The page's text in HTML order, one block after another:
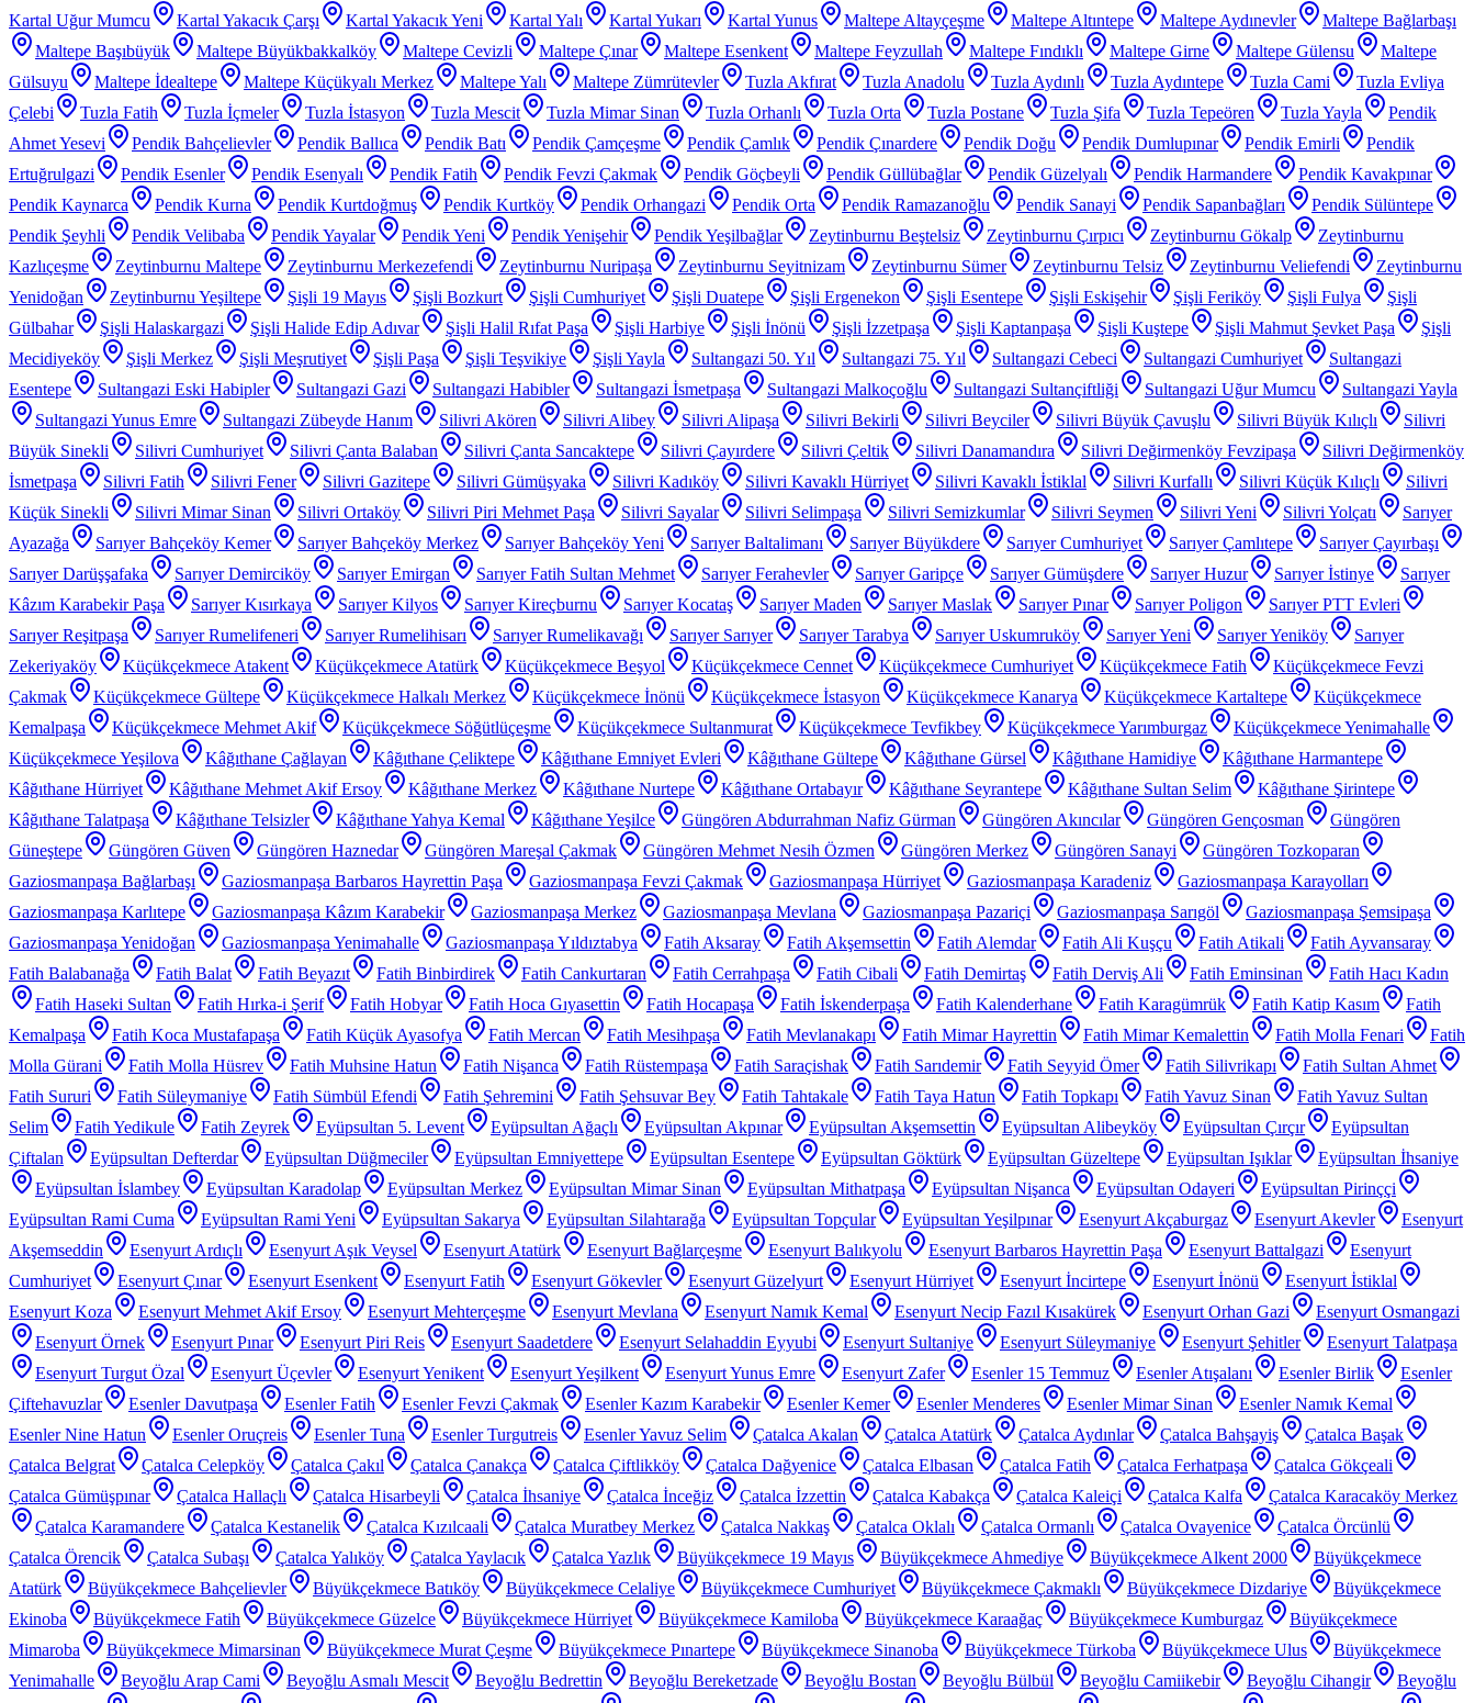
Kartal Uğur Mumcu
Kartal Yakacık Çarşı Kartal Yakacık Yeni Kartal Yalı Kartal Yukarı Kartal Yunus Maltepe Altayçeşme Maltepe Altıntepe Maltepe Aydınevler
Maltepe Bağlarbaşı
Maltepe Başıbüyük
Maltepe Büyükbakkalköy Maltepe Cevizli Maltepe Çınar Maltepe Esenkent Maltepe Feyzullah Maltepe Fındıklı Maltepe Girne Maltepe Gülensu
Maltepe
Gülsuyu
Maltepe İdealtepe Maltepe Küçükyalı Merkez Maltepe Yalı Maltepe Zümrütevler Tuzla Akfırat Tuzla Anadolu Tuzla Aydınlı Tuzla Aydıntepe Tuzla Cami
Tuzla Evliya
Çelebi
Tuzla Fatih Tuzla İçmeler Tuzla İstasyon Tuzla Mescit Tuzla Mimar Sinan Tuzla Orhanlı Tuzla Orta Tuzla Postane Tuzla Şifa Tuzla Tepeören Tuzla Yayla
Pendik
Ahmet Yesevi
Pendik Bahçelievler Pendik Ballıca Pendik Batı Pendik Çamçeşme Pendik Çamlık Pendik Çınardere Pendik Doğu Pendik Dumlupınar Pendik Emirli
Pendik
Ertuğrulgazi
Pendik Esenler Pendik Esenyalı Pendik Fatih Pendik Fevzi Çakmak Pendik Göçbeyli Pendik Güllübağlar Pendik Güzelyalı Pendik Harmandere
Pendik Kavakpınar
Pendik Kaynarca
Pendik Kurna Pendik Kurtdoğmuş Pendik Kurtköy Pendik Orhangazi Pendik Orta Pendik Ramazanoğlu Pendik Sanayi Pendik Sapanbağları
Pendik Sülüntepe
Pendik Şeyhli
Pendik Velibaba Pendik Yayalar Pendik Yeni Pendik Yenişehir Pendik Yeşilbağlar Zeytinburnu Beştelsiz Zeytinburnu Çırpıcı Zeytinburnu Gökalp
Zeytinburnu
Kazlıçeşme
Zeytinburnu Maltepe Zeytinburnu Merkezefendi Zeytinburnu Nuripaşa Zeytinburnu Seyitnizam Zeytinburnu Sümer Zeytinburnu Telsiz Zeytinburnu Veliefendi
Zeytinburnu
Yenidoğan
Zeytinburnu Yeşiltepe Şişli 19 Mayıs Şişli Bozkurt Şişli Cumhuriyet Şişli Duatepe Şişli Ergenekon Şişli Esentepe Şişli Eskişehir Şişli Feriköy Şişli Fulya
Şişli
Gülbahar
Şişli Halaskargazi Şişli Halide Edip Adıvar Şişli Halil Rıfat Paşa Şişli Harbiye Şişli İnönü Şişli İzzetpaşa Şişli Kaptanpaşa Şişli Kuştepe Şişli Mahmut Şevket Paşa
Şişli
Mecidiyeköy
Şişli Merkez Şişli Meşrutiyet Şişli Paşa Şişli Teşvikiye Şişli Yayla Sultangazi 50. Yıl Sultangazi 75. Yıl Sultangazi Cebeci Sultangazi Cumhuriyet
Sultangazi
Esentepe
Sultangazi Eski Habipler Sultangazi Gazi Sultangazi Habibler Sultangazi İsmetpaşa Sultangazi Malkoçoğlu Sultangazi Sultançiftliği Sultangazi Uğur Mumcu
Sultangazi Yayla
Sultangazi Yunus Emre
Sultangazi Zübeyde Hanım Silivri Akören Silivri Alibey Silivri Alipaşa Silivri Bekirli Silivri Beyciler Silivri Büyük Çavuşlu Silivri Büyük Kılıçlı
Silivri
Büyük Sinekli
Silivri Cumhuriyet Silivri Çanta Balaban Silivri Çanta Sancaktepe Silivri Çayırdere Silivri Çeltik Silivri Danamandıra Silivri Değirmenköy Fevzipaşa
Silivri Değirmenköy
İsmetpaşa
Silivri Fatih Silivri Fener Silivri Gazitepe Silivri Gümüşyaka Silivri Kadıköy Silivri Kavaklı Hürriyet Silivri Kavaklı İstiklal Silivri Kurfallı Silivri Küçük Kılıçlı
Silivri
Küçük Sinekli
Silivri Mimar Sinan Silivri Ortaköy Silivri Piri Mehmet Paşa Silivri Sayalar Silivri Selimpaşa Silivri Semizkumlar Silivri Seymen Silivri Yeni Silivri Yolçatı
Sarıyer
Ayazağa
Sarıyer Bahçeköy Kemer Sarıyer Bahçeköy Merkez Sarıyer Bahçeköy Yeni Sarıyer Baltalimanı Sarıyer Büyükdere Sarıyer Cumhuriyet Sarıyer Çamlıtepe
Sarıyer Çayırbaşı
Sarıyer Darüşşafaka
Sarıyer Demirciköy Sarıyer Emirgan Sarıyer Fatih Sultan Mehmet Sarıyer Ferahevler Sarıyer Garipçe Sarıyer Gümüşdere Sarıyer Huzur Sarıyer İstinye
Sarıyer
Kâzım Karabekir Paşa
Sarıyer Kısırkaya Sarıyer Kilyos Sarıyer Kireçburnu Sarıyer Kocataş Sarıyer Maden Sarıyer Maslak Sarıyer Pınar Sarıyer Poligon
Sarıyer PTT Evleri
Sarıyer Reşitpaşa
Sarıyer Rumelifeneri Sarıyer Rumelihisarı Sarıyer Rumelikavağı Sarıyer Sarıyer Sarıyer Tarabya Sarıyer Uskumruköy Sarıyer Yeni Sarıyer Yeniköy
Sarıyer
Zekeriyaköy
Küçükçekmece Atakent Küçükçekmece Atatürk Küçükçekmece Beşyol Küçükçekmece Cennet Küçükçekmece Cumhuriyet Küçükçekmece Fatih
Küçükçekmece Fevzi
Çakmak
Küçükçekmece Gültepe Küçükçekmece Halkalı Merkez Küçükçekmece İnönü Küçükçekmece İstasyon Küçükçekmece Kanarya Küçükçekmece Kartaltepe
Küçükçekmece
Kemalpaşa
Küçükçekmece Mehmet Akif Küçükçekmece Söğütlüçeşme Küçükçekmece Sultanmurat Küçükçekmece Tevfikbey Küçükçekmece Yarımburgaz
Küçükçekmece Yenimahalle
Küçükçekmece Yeşilova
Kâğıthane Çağlayan Kâğıthane Çeliktepe Kâğıthane Emniyet Evleri Kâğıthane Gültepe Kâğıthane Gürsel Kâğıthane Hamidiye
Kâğıthane Harmantepe
Kâğıthane Hürriyet
Kâğıthane Mehmet Akif Ersoy Kâğıthane Merkez Kâğıthane Nurtepe Kâğıthane Ortabayır Kâğıthane Seyrantepe Kâğıthane Sultan Selim
Kâğıthane Şirintepe
Kâğıthane Talatpaşa
Kâğıthane Telsizler Kâğıthane Yahya Kemal Kâğıthane Yeşilce Güngören Abdurrahman Nafiz Gürman Güngören Akıncılar Güngören Gençosman
Güngören
Güneştepe
Güngören Güven Güngören Haznedar Güngören Mareşal Çakmak Güngören Mehmet Nesih Özmen Güngören Merkez Güngören Sanayi
Güngören Tozkoparan
Gaziosmanpaşa Bağlarbaşı
Gaziosmanpaşa Barbaros Hayrettin Paşa Gaziosmanpaşa Fevzi Çakmak Gaziosmanpaşa Hürriyet Gaziosmanpaşa Karadeniz
Gaziosmanpaşa Karayolları
Gaziosmanpaşa Karlıtepe
Gaziosmanpaşa Kâzım Karabekir Gaziosmanpaşa Merkez Gaziosmanpaşa Mevlana Gaziosmanpaşa Pazariçi Gaziosmanpaşa Sarıgöl
Gaziosmanpaşa Şemsipaşa
Gaziosmanpaşa Yenidoğan
Gaziosmanpaşa Yenimahalle Gaziosmanpaşa Yıldıztabya Fatih Aksaray Fatih Akşemsettin Fatih Alemdar Fatih Ali Kuşçu Fatih Atikali
Fatih Ayvansaray
Fatih Balabanağa
Fatih Balat Fatih Beyazıt Fatih Binbirdirek Fatih Cankurtaran Fatih Cerrahpaşa Fatih Cibali Fatih Demirtaş Fatih Derviş Ali Fatih Eminsinan
Fatih Hacı Kadın
Fatih Haseki Sultan
Fatih Hırka-i Şerif Fatih Hobyar Fatih Hoca Gıyasettin Fatih Hocapaşa Fatih İskenderpaşa Fatih Kalenderhane Fatih Karagümrük Fatih Katip Kasım
Fatih
Kemalpaşa
Fatih Koca Mustafapaşa Fatih Küçük Ayasofya Fatih Mercan Fatih Mesihpaşa Fatih Mevlanakapı Fatih Mimar Hayrettin Fatih Mimar Kemalettin Fatih Molla Fenari
Fatih
Molla Gürani
Fatih Molla Hüsrev Fatih Muhsine Hatun Fatih Nişanca Fatih Rüstempaşa Fatih Saraçishak Fatih Sarıdemir Fatih Seyyid Ömer Fatih Silivrikapı
Fatih Sultan Ahmet
Fatih Sururi
Fatih Süleymaniye Fatih Sümbül Efendi Fatih Şehremini Fatih Şehsuvar Bey Fatih Tahtakale Fatih Taya Hatun Fatih Topkapı Fatih Yavuz Sinan
Fatih Yavuz Sultan
Selim
Fatih Yedikule Fatih Zeyrek Eyüpsultan 5. Levent Eyüpsultan Ağaçlı Eyüpsultan Akpınar Eyüpsultan Akşemsettin Eyüpsultan Alibeyköy Eyüpsultan Çırçır
Eyüpsultan
Çiftalan
Eyüpsultan Defterdar Eyüpsultan Düğmeciler Eyüpsultan Emniyettepe Eyüpsultan Esentepe Eyüpsultan Göktürk Eyüpsultan Güzeltepe Eyüpsultan Işıklar
Eyüpsultan İhsaniye
Eyüpsultan İslambey
Eyüpsultan Karadolap Eyüpsultan Merkez Eyüpsultan Mimar Sinan Eyüpsultan Mithatpaşa Eyüpsultan Nişanca Eyüpsultan Odayeri
Eyüpsultan Pirinççi
Eyüpsultan Rami Cuma
Eyüpsultan Rami Yeni Eyüpsultan Sakarya Eyüpsultan Silahtarağa Eyüpsultan Topçular Eyüpsultan Yeşilpınar Esenyurt Akçaburgaz Esenyurt Akevler
Esenyurt
Akşemseddin
Esenyurt Ardıçlı Esenyurt Aşık Veysel Esenyurt Atatürk Esenyurt Bağlarçeşme Esenyurt Balıkyolu Esenyurt Barbaros Hayrettin Paşa Esenyurt Battalgazi
Esenyurt
Cumhuriyet
Esenyurt Çınar Esenyurt Esenkent Esenyurt Fatih Esenyurt Gökevler Esenyurt Güzelyurt Esenyurt Hürriyet Esenyurt İncirtepe Esenyurt İnönü
Esenyurt İstiklal
Esenyurt Koza
Esenyurt Mehmet Akif Ersoy Esenyurt Mehterçeşme Esenyurt Mevlana Esenyurt Namık Kemal Esenyurt Necip Fazıl Kısakürek Esenyurt Orhan Gazi
Esenyurt Osmangazi
Esenyurt Örnek
Esenyurt Pınar Esenyurt Piri Reis Esenyurt Saadetdere Esenyurt Selahaddin Eyyubi Esenyurt Sultaniye Esenyurt Süleymaniye Esenyurt Şehitler
Esenyurt Talatpaşa
Esenyurt Turgut Özal
Esenyurt Üçevler Esenyurt Yenikent Esenyurt Yeşilkent Esenyurt Yunus Emre Esenyurt Zafer Esenler 15 Temmuz Esenler Atışalanı Esenler Birlik
Esenler
Çiftehavuzlar
Esenler Davutpaşa Esenler Fatih Esenler Fevzi Çakmak Esenler Kazım Karabekir Esenler Kemer Esenler Menderes Esenler Mimar Sinan
Esenler Namık Kemal
Esenler Nine Hatun
Esenler Oruçreis Esenler Tuna Esenler Turgutreis Esenler Yavuz Selim Çatalca Akalan Çatalca Atatürk Çatalca Aydınlar Çatalca Bahşayiş
Çatalca Başak
Çatalca Belgrat
Çatalca Celepköy Çatalca Çakıl Çatalca Çanakça Çatalca Çiftlikköy Çatalca Dağyenice Çatalca Elbasan Çatalca Fatih Çatalca Ferhatpaşa
Çatalca Gökçeali
Çatalca Gümüşpınar
Çatalca Hallaçlı Çatalca Hisarbeyli Çatalca İhsaniye Çatalca İnceğiz Çatalca İzzettin Çatalca Kabakça Çatalca Kaleiçi Çatalca Kalfa
Çatalca Karacaköy Merkez
Çatalca Karamandere
Çatalca Kestanelik Çatalca Kızılcaali Çatalca Muratbey Merkez Çatalca Nakkaş Çatalca Oklalı Çatalca Ormanlı Çatalca Ovayenice
Çatalca Örcünlü
Çatalca Örencik
Çatalca Subaşı Çatalca Yalıköy Çatalca Yaylacık Çatalca Yazlık Büyükçekmece 19 Mayıs Büyükçekmece Ahmediye Büyükçekmece Alkent 2000
Büyükçekmece
Atatürk
Büyükçekmece Bahçelievler Büyükçekmece Batıköy Büyükçekmece Celaliye Büyükçekmece Cumhuriyet Büyükçekmece Çakmaklı Büyükçekmece Dizdariye
Büyükçekmece
Ekinoba
Büyükçekmece Fatih Büyükçekmece Güzelce Büyükçekmece Hürriyet Büyükçekmece Kamiloba Büyükçekmece Karaağaç Büyükçekmece Kumburgaz
Büyükçekmece
Mimaroba
Büyükçekmece Mimarsinan Büyükçekmece Murat Çeşme Büyükçekmece Pınartepe Büyükçekmece Sinanoba Büyükçekmece Türkoba Büyükçekmece Ulus
Büyükçekmece
Yenimahalle
Beyoğlu Arap Cami Beyoğlu Asmalı Mescit Beyoğlu Bedrettin Beyoğlu Bereketzade Beyoğlu Bostan Beyoğlu Bülbül Beyoğlu Camiikebir Beyoğlu Cihangir
Beyoğlu